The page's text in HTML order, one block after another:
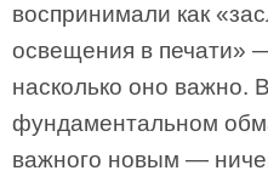
воспринимали как
освещения в печати»
насколько оно важно.
фундаментальном
важного новым —